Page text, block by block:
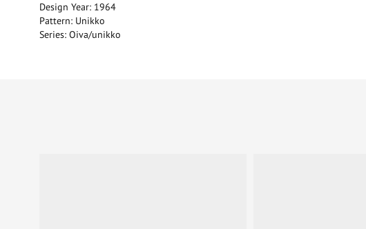
Design Year: 1964
Pattern: Unikko
Series: Oiva/unikko